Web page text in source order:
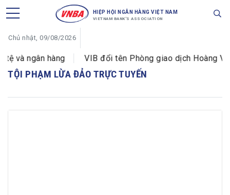
HIỆP HỘI NGÂN HÀNG VIỆT NAM
VIETNAM BANK'S ASSOCIATION
Chủ nhật, 09/08/2026
và ngân hàng VIB đổi tên Phòng giao dịch Hoàng
TỘI PHẠM LỪA ĐẢO TRỰC TUYẾN